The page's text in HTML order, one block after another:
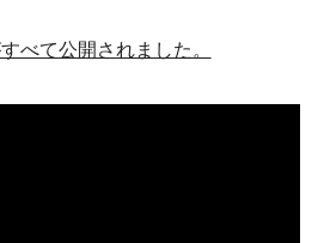
べて公開されました。